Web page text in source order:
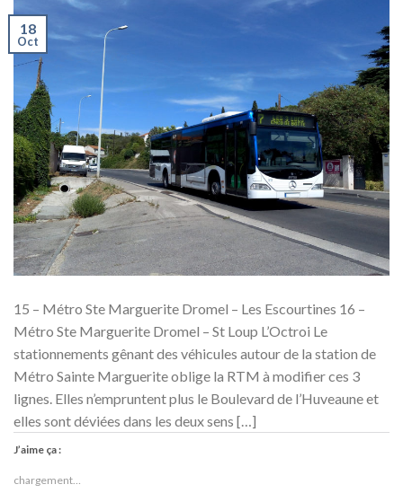
18
Oct
15 – Métro Ste Marguerite Dromel – Les Escourtines 16 –
Métro Ste Marguerite Dromel – St Loup L’Octroi Le
stationnements gênant des véhicules autour de la station de
Métro Sainte Marguerite oblige la RTM à modifier ces 3
lignes. Elles n’empruntent plus le Boulevard de l’Huveaune et
elles sont déviées dans les deux sens […]
J’aime ça :
chargement…